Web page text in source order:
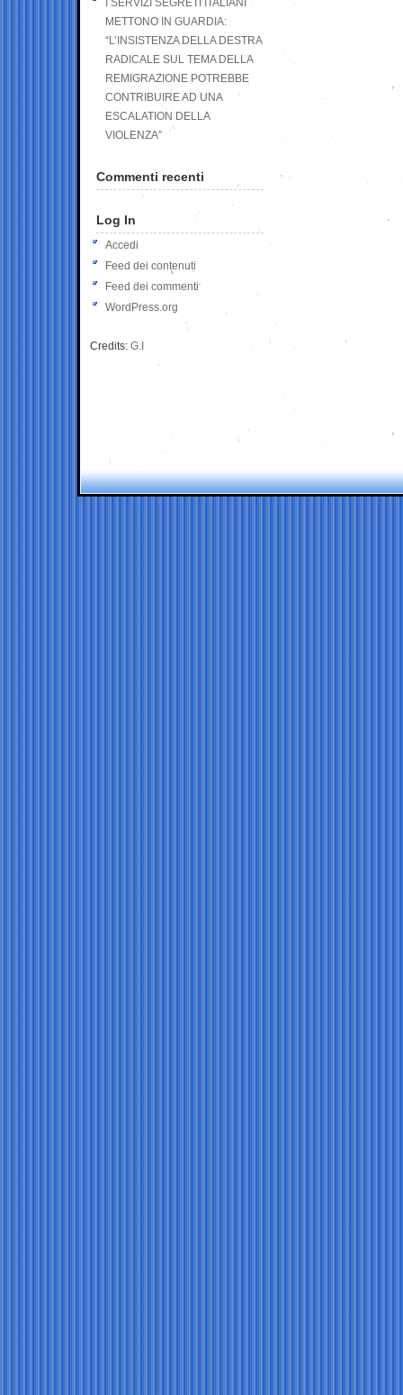
I SERVIZI SEGRETI ITALIANI
METTONO IN GUARDIA:
“L’INSISTENZA DELLA DESTRA
RADICALE SUL TEMA DELLA
REMIGRAZIONE POTREBBE
CONTRIBUIRE AD UNA
ESCALATION DELLA
VIOLENZA”
Commenti recenti
Log In
Accedi
Feed dei contenuti
Feed dei commenti
WordPress.org
Credits: G.I